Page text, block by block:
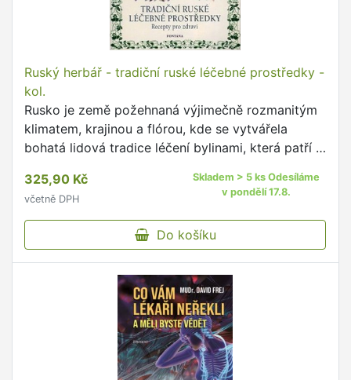
Ruský herbář - tradiční ruské léčebné prostředky -
kol.
Rusko je země požehnaná výjimečně rozmanitým
klimatem, krajinou a flórou, kde se vytvářela
bohatá lidová tradice léčení bylinami, která patří k
325,90 Kč
včetně DPH
Skladem > 5 ks Odesíláme
v pondělí 17.8.
Do košíku